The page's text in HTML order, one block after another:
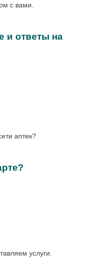
с вами.
и ответы на
аптек?
услуги.